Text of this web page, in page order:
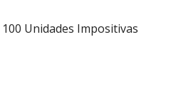
Unidades Impositivas